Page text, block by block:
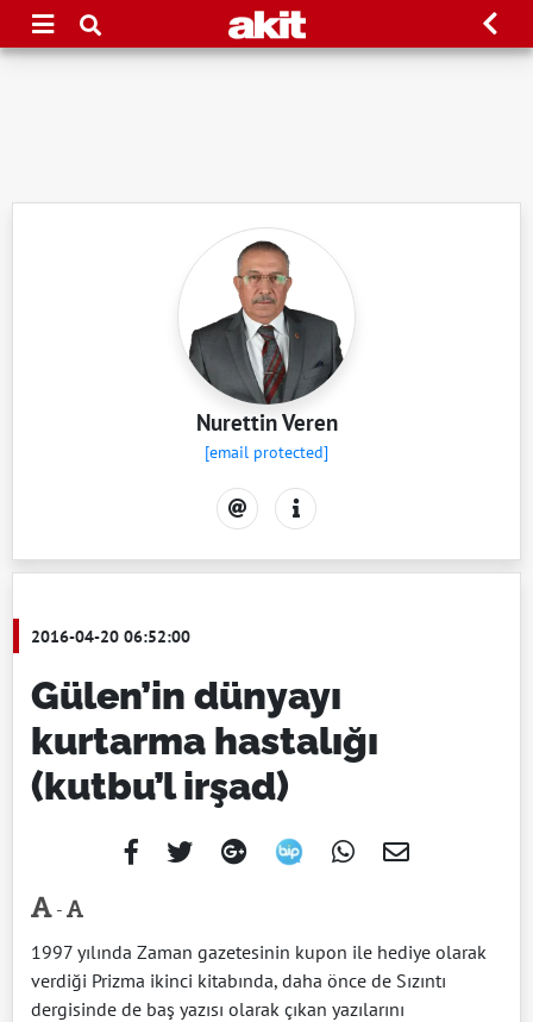
Nurettin Veren
[email protected]
2016-04-20 06:52:00
Gülen’in dünyayı
kurtarma hastalığı
(kutbu’l irşad)
-
1997 yılında Zaman gazetesinin kupon ile hediye olarak
verdiği Prizma ikinci kitabında, daha önce de Sızıntı
dergisinde de baş yazısı olarak çıkan yazılarını